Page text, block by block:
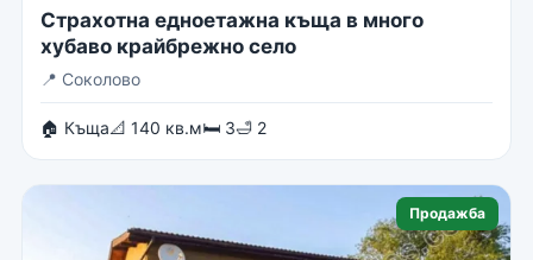
Страхотна едноетажна къща в много
хубаво крайбрежно село
📍 Соколово
🏠 Къща📐 140 кв.м🛏 3🛁 2
Продажба